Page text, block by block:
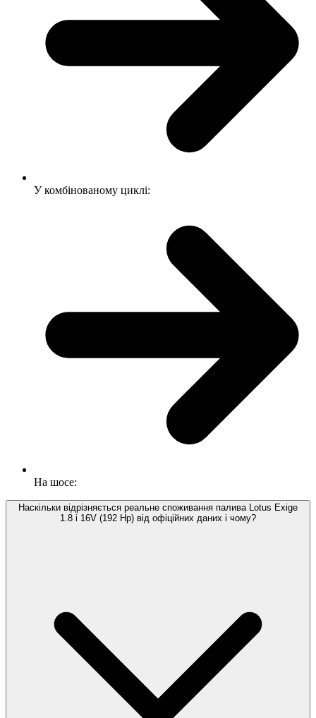
У комбінованому циклі:
На шосе:
Наскільки відрізняється реальне споживання палива Lotus Exige
1.8 i 16V (192 Hp) від офіційних даних і чому?